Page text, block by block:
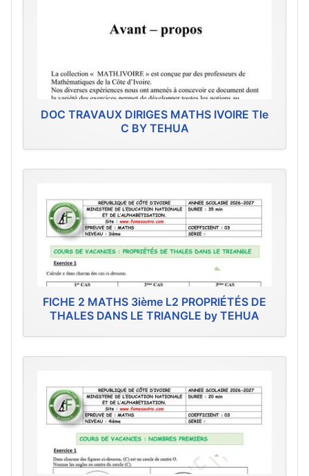
DOC TRAVAUX DIRIGES MATHS IVOIRE Tle
C BY TEHUA
FICHE 2 MATHS 3ième L2 PROPRIÉTÉS DE
THALES DANS LE TRIANGLE by TEHUA